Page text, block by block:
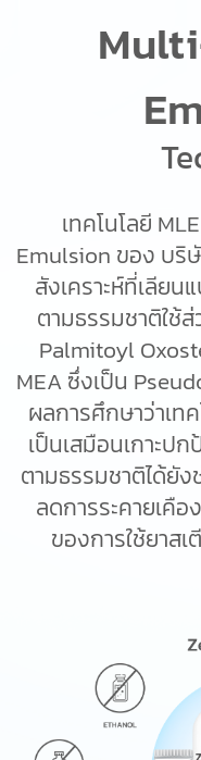
เทคโนโลยี
Emulsion ของ บริ
สังเคราะห์ที่เลีย
ตามธรรมชาติใช้
Palmitoyl
MEA ซึ่งเป็น
ผลการศึกษาว่าเท
เป็นเสมือนเกาะป
ตามธรรมชาติได้ยั
ลดการระคายเคื
ของการใช้ยาส